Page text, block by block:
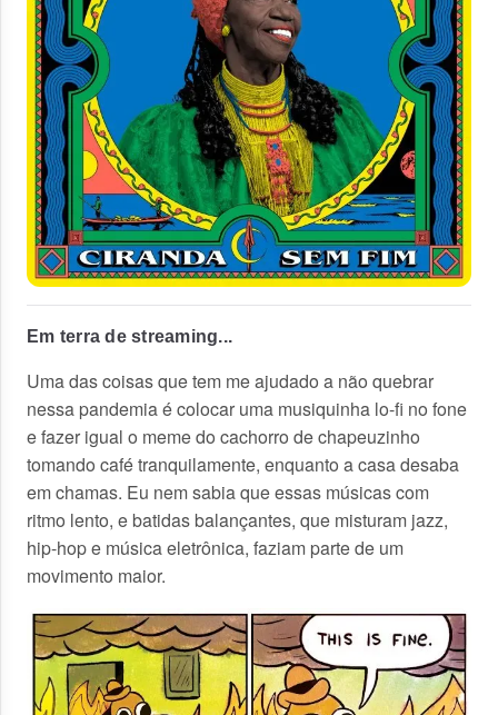
Em terra de streaming...
Uma das coisas que tem me ajudado a não quebrar
nessa pandemia é colocar uma musiquinha lo-fi no fone
e fazer igual o meme do cachorro de chapeuzinho
tomando café tranquilamente, enquanto a casa desaba
em chamas. Eu nem sabia que essas músicas com
ritmo lento, e batidas balançantes, que misturam jazz,
hip-hop e música eletrônica, faziam parte de um
movimento maior.